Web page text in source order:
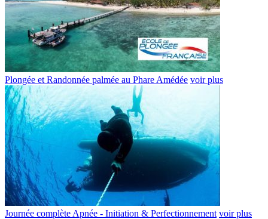
Plongée et Randonnée palmée au Phare Amédée voir plus
Journée complète Apnée - Initiation & Perfectionnement voir plus